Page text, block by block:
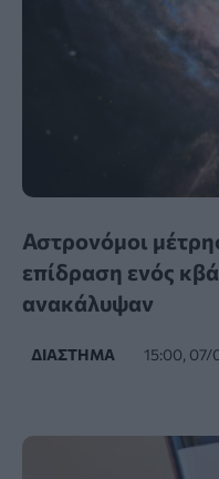
Αστρονόμοι
επίδραση ενός
ανακάλυψαν
ΔΙΆΣΤΗΜΑ 15:00,